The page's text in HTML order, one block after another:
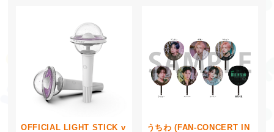
OFFICIAL LIGHT STICK v
うちわ (FAN-CONCERT IN